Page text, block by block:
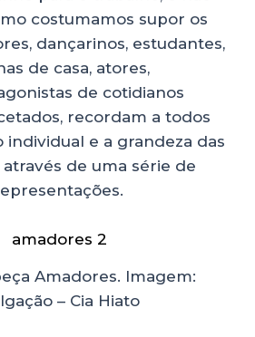
costumamos supor os
dançarinos, estudantes,
de casa, atores,
de cotidianos
recordam a todos
individual e a grandeza das
de uma série de
Amadores. Imagem:
– Cia Hiato